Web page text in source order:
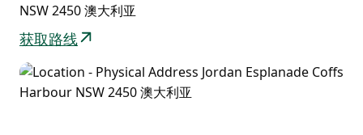
NSW 2450 澳大利亚
获取路线